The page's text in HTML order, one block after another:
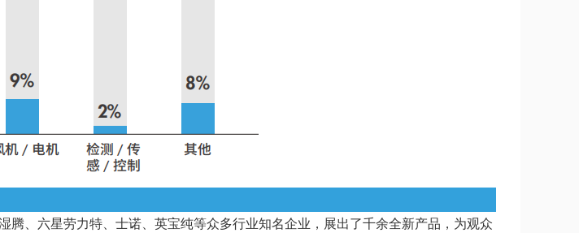
、六星劳力特、士诺、英宝纯等众多行业知名企业，展出了千余全新产品，为观众